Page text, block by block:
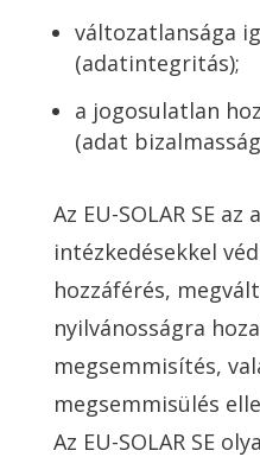
változatlansága
(adatintegritás);
a jogosulatlan
(adat
Az EU-SOLAR SE
intézkedésekkel
hozzáférés,
nyilvánosságra
megsemmisítés,
megsemmisülés
Az EU-SOLAR SE